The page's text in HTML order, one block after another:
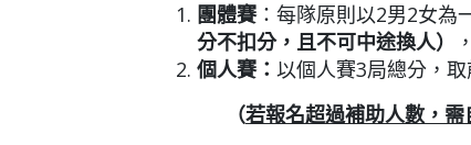
團體賽：每隊原則以2男2女為
分不扣分，且不可中途換人）
個人賽： 以個人賽3局總分，取
（若報名超過補助人數，